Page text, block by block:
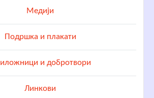
Медији
Подршка и плакати
и добротвори
Линкови